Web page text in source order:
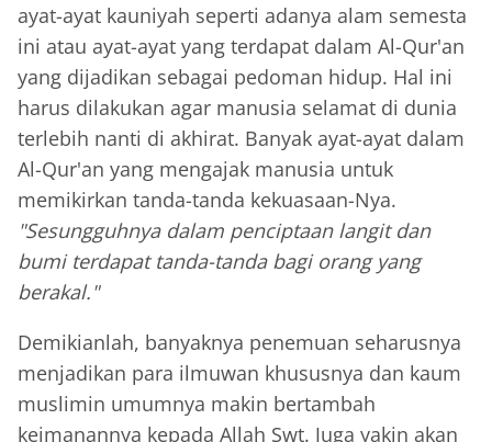
ayat-ayat kauniyah seperti adanya alam semesta
ini atau ayat-ayat yang terdapat dalam Al-Qur'an
yang dijadikan sebagai pedoman hidup. Hal ini
harus dilakukan agar manusia selamat di dunia
terlebih nanti di akhirat. Banyak ayat-ayat dalam
Al-Qur'an yang mengajak manusia untuk
memikirkan tanda-tanda kekuasaan-Nya.
"Sesungguhnya dalam penciptaan langit dan
bumi terdapat tanda-tanda bagi orang yang
berakal."
Demikianlah, banyaknya penemuan seharusnya
menjadikan para ilmuwan khususnya dan kaum
muslimin umumnya makin bertambah
keimanannya kepada Allah Swt. Juga yakin akan